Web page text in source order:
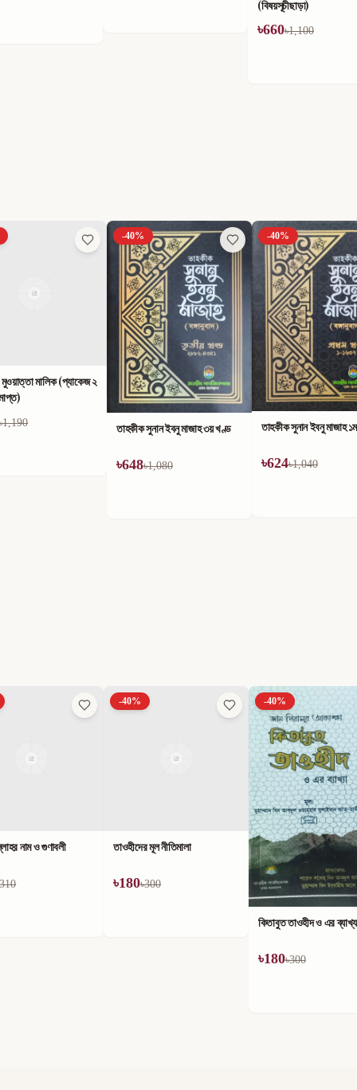
আলোকিত জীবন ও সোনালী
৳594৳990
মালিক (প্যাকেজ ২
1,190
40%
তাহকীক সুনান ইবনু মাজাহ ৩য় খণ্ড
৳648৳1,080
40%
তাহকীক সুনান ইবনু মাজাহ
৳624৳1,040
নাম ও গুণাবলী
310
-40%
তাওহীদের মূল নীতিমালা
৳180 300
-40%
কিতাবুত তাওহীদ ও এর
৳180 300